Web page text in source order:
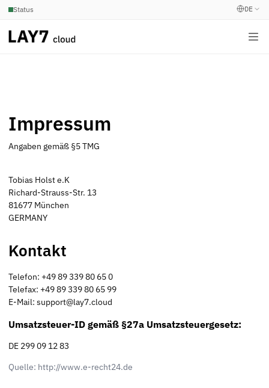
Status DE
Impressum
Angaben gemäß §5 TMG
Tobias Holst e.K
Richard-Strauss-Str. 13
81677 München
GERMANY
Kontakt
Telefon: +49 89 339 80 65 0
Telefax: +49 89 339 80 65 99
E-Mail: support@lay7.cloud
Umsatzsteuer-ID gemäß §27a Umsatzsteuergesetz:
DE 299 09 12 83
Quelle: http://www.e-recht24.de